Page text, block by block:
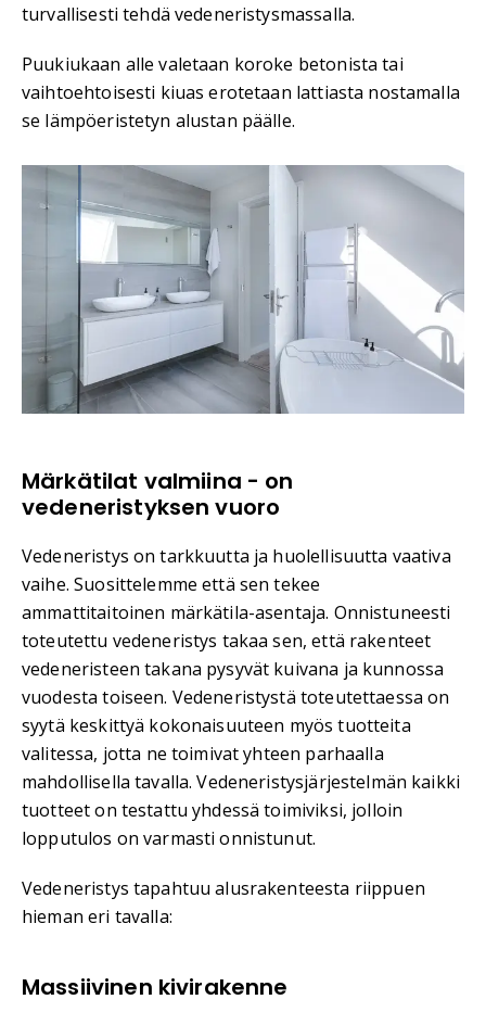
turvallisesti tehdä vedeneristysmassalla.
Puukiukaan alle valetaan koroke betonista tai
vaihtoehtoisesti kiuas erotetaan lattiasta nostamalla
se lämpöeristetyn alustan päälle.
Märkätilat valmiina - on
vedeneristyksen vuoro
Vedeneristys on tarkkuutta ja huolellisuutta vaativa
vaihe. Suosittelemme että sen tekee
ammattitaitoinen märkätila-asentaja. Onnistuneesti
toteutettu vedeneristys takaa sen, että rakenteet
vedeneristeen takana pysyvät kuivana ja kunnossa
vuodesta toiseen. Vedeneristystä toteutettaessa on
syytä keskittyä kokonaisuuteen myös tuotteita
valitessa, jotta ne toimivat yhteen parhaalla
mahdollisella tavalla. Vedeneristysjärjestelmän kaikki
tuotteet on testattu yhdessä toimiviksi, jolloin
lopputulos on varmasti onnistunut.
Vedeneristys tapahtuu alusrakenteesta riippuen
hieman eri tavalla:
Massiivinen kivirakenne